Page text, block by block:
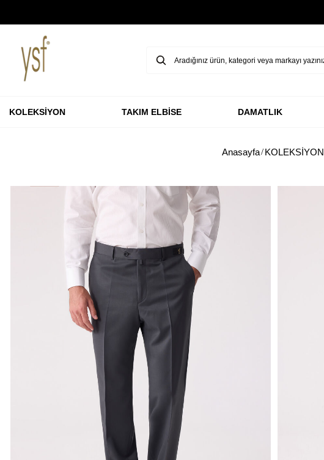
KOLEKSİYON TAKIM ELBİSE DAMATLIK
Anasayfa KOLEKSİYON